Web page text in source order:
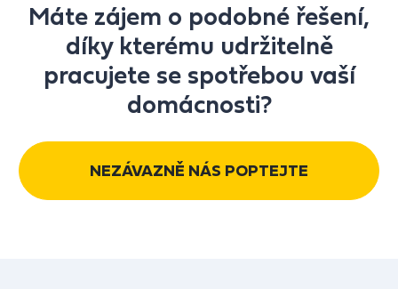
Máte zájem o podobné řešení,
díky kterému udržitelně
pracujete se spotřebou vaší
domácnosti?
NEZÁVAZNĚ NÁS POPTEJTE